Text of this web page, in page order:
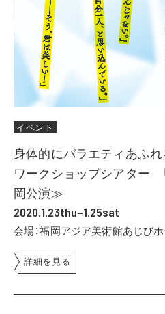
イベント
身体的にバラエティあふ
ワークショップシアター
岡公演≫
2020.1.23thu–1.25sat
会場：福岡アジア美術館あじびホ
詳細を見る